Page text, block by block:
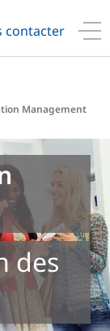
contacter
Management
des